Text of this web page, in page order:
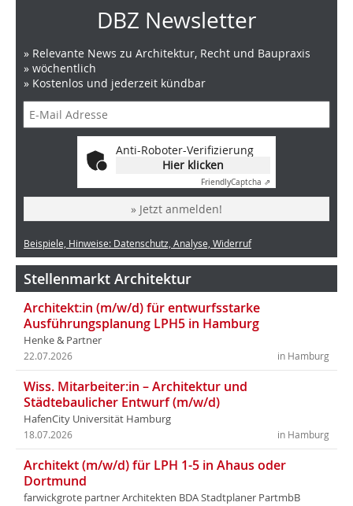
DBZ Newsletter
» Relevante News zu Architektur, Recht und Baupraxis
» wöchentlich
» Kostenlos und jederzeit kündbar
Anti-Roboter-Verifizierung
Hier klicken
FriendlyCaptcha ⇗
» Jetzt anmelden!
Beispiele, Hinweise: Datenschutz, Analyse, Widerruf
Stellenmarkt Architektur
Architekt:in (m/w/d) für entwurfsstarke
Ausführungsplanung LPH5 in Hamburg
Henke & Partner
in Hamburg
22.07.2026
Wiss. Mitarbeiter:in – Architektur und
Städtebaulicher Entwurf (m/w/d)
HafenCity Universität Hamburg
in Hamburg
18.07.2026
Architekt (m/w/d) für LPH 1-5 in Ahaus oder
Dortmund
farwickgrote partner Architekten BDA Stadtplaner PartmbB